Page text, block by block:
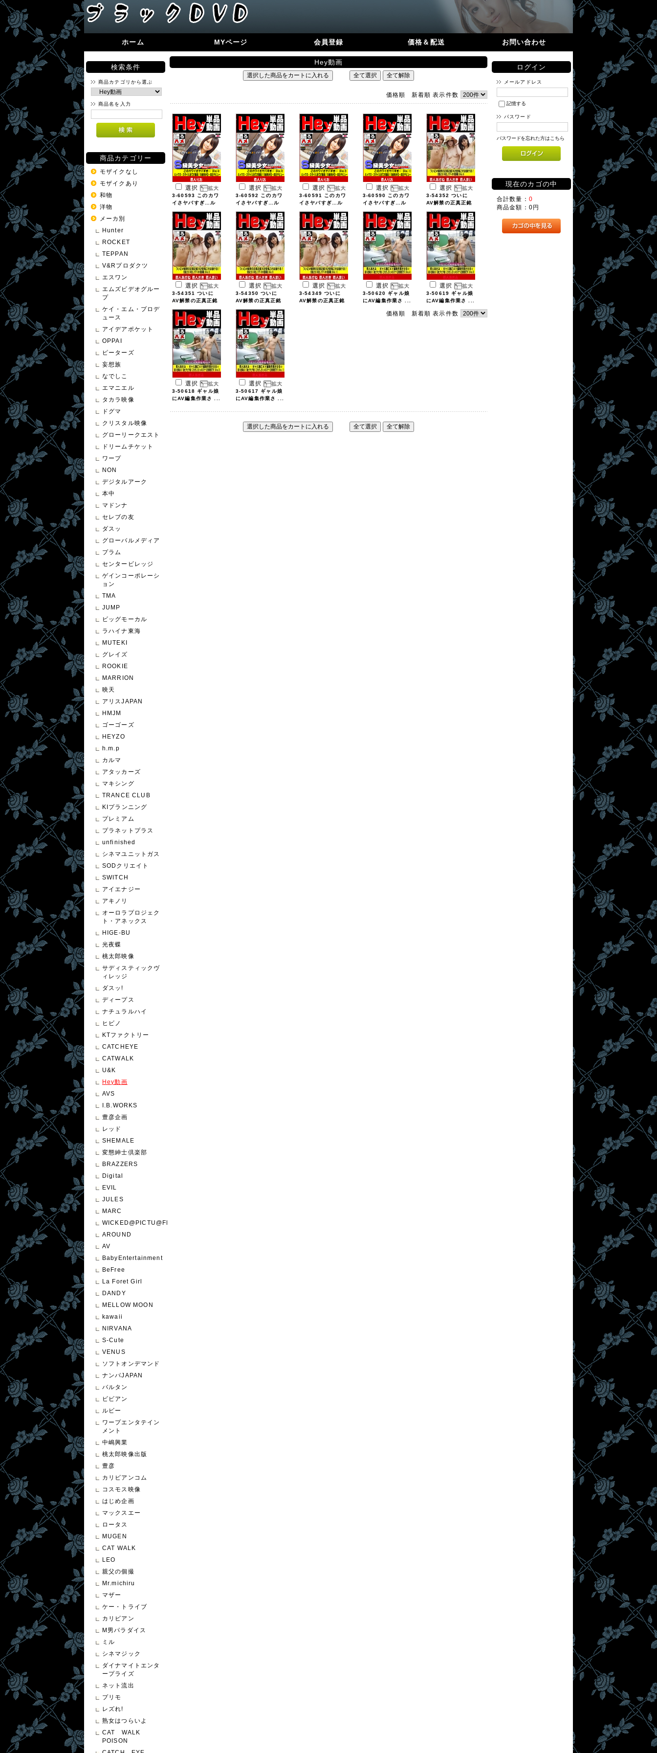
ホーム MYページ 会員登録 価格＆配送 お問い合わせ
検索条件
商品カテゴリから選ぶ
商品名を入力
商品カテゴリー
モザイクなし
モザイクあり
和物
洋物
メーカ別
Hunter
ROCKET
TEPPAN
V&Rプロダクツ
エスワン
エムズビデオグルー
プ
ケイ・エム・プロデ
ュース
アイデアポケット
OPPAI
ピーターズ
妄想族
なでしこ
エマニエル
タカラ映像
ドグマ
クリスタル映像
グローリークエスト
ドリームチケット
ワープ
NON
デジタルアーク
本中
マドンナ
セレブの友
ダスッ
グローバルメディア
プラム
センタービレッジ
ゲインコーポレーシ
ョン
TMA
JUMP
ビッグモーカル
ラハイナ東海
MUTEKI
グレイズ
ROOKIE
MARRION
映天
アリスJAPAN
HMJM
ゴーゴーズ
HEYZO
h.m.p
カルマ
アタッカーズ
マキシング
TRANCE CLUB
KIプランニング
プレミアム
プラネットプラス
unfinished
シネマユニットガス
SODクリエイト
SWITCH
アイエナジー
アキノリ
オーロラプロジェク
ト・アネックス
HIGE-BU
光夜蝶
桃太郎映像
サディスティックヴ
ィレッジ
ダスッ!
ディープス
ナチュラルハイ
ヒビノ
KTファクトリー
CATCHEYE
CATWALK
U&K
Hey動画
AVS
I.B.WORKS
豊彦企画
レッド
SHEMALE
変態紳士倶楽部
BRAZZERS
Digital
EVIL
JULES
MARC
WICKED@PICTU@FEATURE
AROUND
AV
BabyEntertainment
BeFree
La Foret Girl
DANDY
MELLOW MOON
kawaii
NIRVANA
S-Cute
VENUS
ソフトオンデマンド
ナンパJAPAN
バルタン
ビビアン
ルビー
ワープエンタテイン
メント
中嶋興業
桃太郎映像出版
豊彦
カリビアンコム
コスモス映像
はじめ企画
マックスエー
ロータス
MUGEN
CAT WALK
LEO
親父の個撮
Mr.michiru
マザー
ケー・トライブ
カリビアン
M男パラダイス
ミル
シネマジック
ダイナマイトエンタ
ープライズ
ネット流出
プリモ
レズれ!
熟女はつらいよ
CAT WALK
POISON
Hey動画
価格順 新着順 表示件数
選択
3-60593 このカワ
イさヤバすぎ…ル
選択
3-60592 このカワ
イさヤバすぎ…ル
選択
3-60591 このカワ
イさヤバすぎ…ル
選択
3-60590 このカワ
イさヤバすぎ…ル
選択
3-54352 ついに
AV解禁の正真正銘
選択
3-54351 ついに
AV解禁の正真正銘
選択
3-54350 ついに
AV解禁の正真正銘
選択
3-54349 ついに
AV解禁の正真正銘
選択
3-50620 ギャル娘
にAV編集作業さ ...
選択
3-50619 ギャル娘
にAV編集作業さ ...
選択
3-50618 ギャル娘
にAV編集作業さ ...
選択
3-50617 ギャル娘
にAV編集作業さ ...
価格順 新着順 表示件数
ログイン
メールアドレス
記憶する
パスワード
パスワードを忘れた方はこちら
現在のカゴの中
合計数量： 0
商品金額： 0円